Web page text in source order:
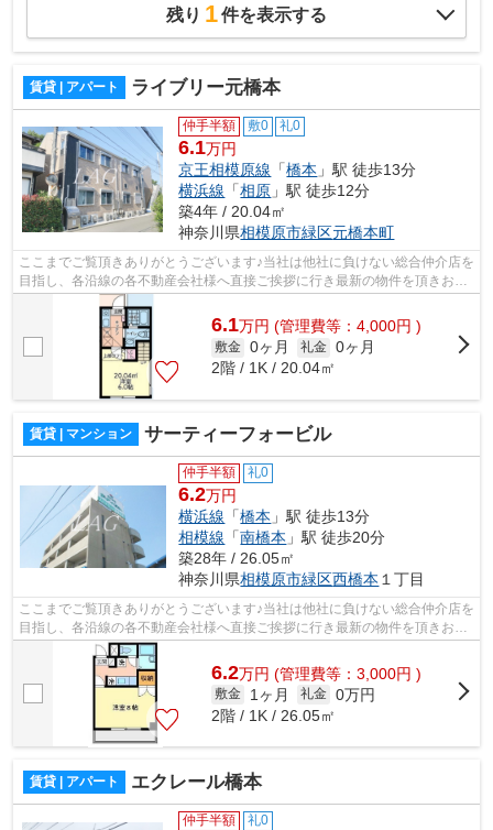
残り 1件を表示する
賃貸 | アパート ライブリー元橋本
仲手半額 敷0 礼0
6.1万円
京王相模原線 「橋本 」駅 徒歩13分
横浜線 「相原 」駅 徒歩12分
築4年 / 20.04㎡
神奈川県相模原市緑区元橋本町
ここまでご覧頂きありがとうございます♪当社は他社に負けない総合仲介店を
目指し、各沿線の各不動産会社様へ直接ご挨拶に行き最新の物件を頂きお客
様へ提供しております！最新の情報は...
6.1万円 (管理費等：4,000円 )
敷金 0ヶ月 礼金 0ヶ月
2階 / 1K / 20.04㎡
賃貸 | マンション サーティーフォービル
仲手半額 礼0
6.2万円
横浜線 「橋本 」駅 徒歩13分
相模線 「南橋本 」駅 徒歩20分
築28年 / 26.05㎡
神奈川県相模原市緑区西橋本 １丁目
ここまでご覧頂きありがとうございます♪当社は他社に負けない総合仲介店を
目指し、各沿線の各不動産会社様へ直接ご挨拶に行き最新の物件を頂きお客
様へ提供しております！最新の情報は...
6.2万円 (管理費等：3,000円 )
敷金 1ヶ月 礼金 0万円
2階 / 1K / 26.05㎡
賃貸 | アパート エクレール橋本
仲手半額 礼0